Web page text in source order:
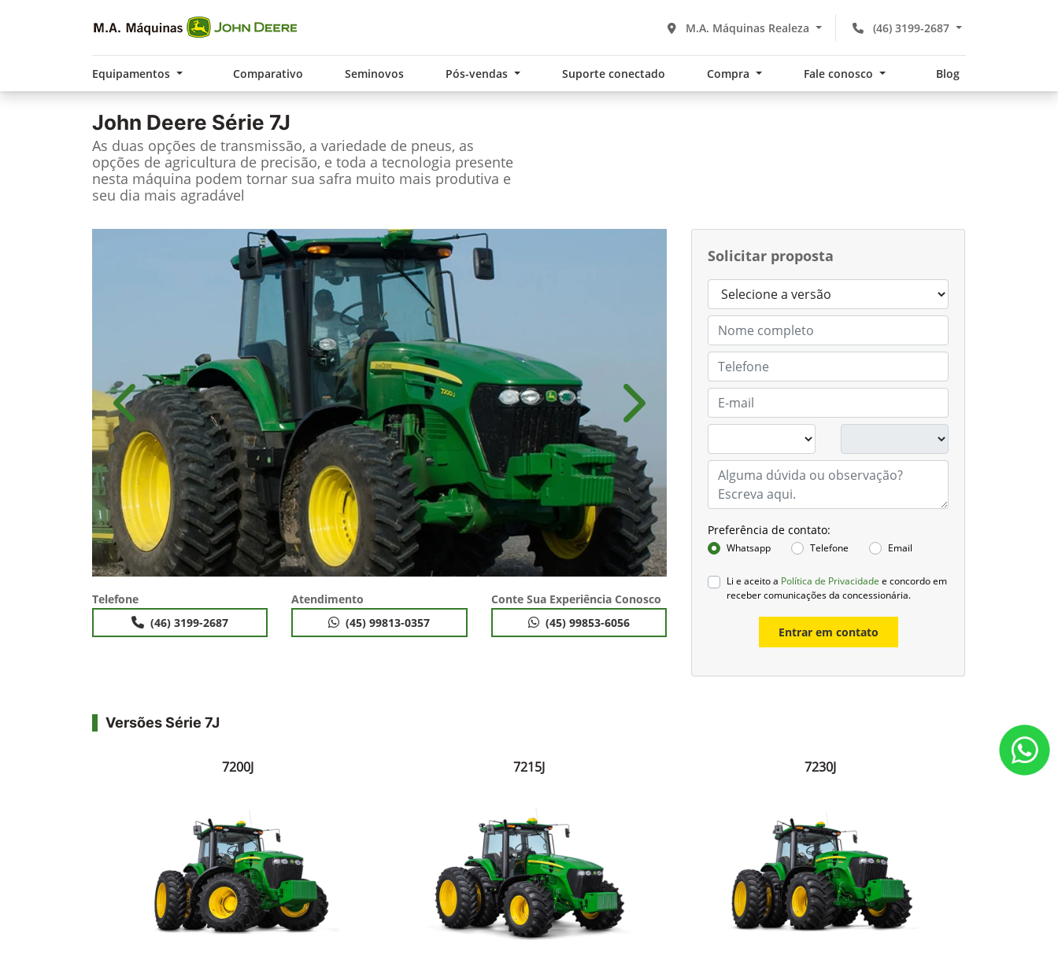
(46) 3199-2687
M.A. Máquinas Realeza
Equipamentos Comparativo Seminovos Pós-vendas Suporte conectado Compra Fale conosco Blog
John Deere Série 7J
As duas opções de transmissão, a variedade de pneus, as
opções de agricultura de precisão, e toda a tecnologia presente
nesta máquina podem tornar sua safra muito mais produtiva e
seu dia mais agradável
Solicitar proposta
Preferência de contato:
Whatsapp Telefone Email
Li e aceito a Política de Privacidade e concordo em
receber comunicações da concessionária.
Entrar em contato
Anterior Próximo
Telefone
(46) 3199-2687
Atendimento
(45) 99813-0357
Conte Sua Experiência Conosco
(45) 99853-6056
Versões Série 7J
7200J 7215J 7230J